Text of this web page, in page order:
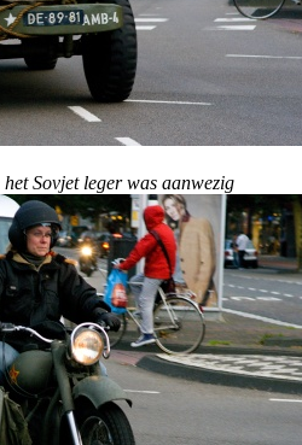
Sovjet leger was aanwezig